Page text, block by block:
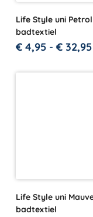
Life Style uni Petrol
badtextiel
€ 4,95 - € 32,95
Life Style uni
badtextiel